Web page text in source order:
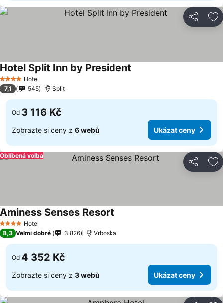
Sdílet
4 Počet hvězdiček
Hotel
Hotel Split Inn by President
7,1 545 Split
Od 3 116 Kč
Zobrazte si ceny z 6 webů Ukázat ceny
Sdílet
Oblíbená volba
4 Počet hvězdiček
Hotel
Aminess Senses Resort
8,3 Velmi dobré 3 826 Vrboska
Od 4 352 Kč
Zobrazte si ceny z 3 webů Ukázat ceny